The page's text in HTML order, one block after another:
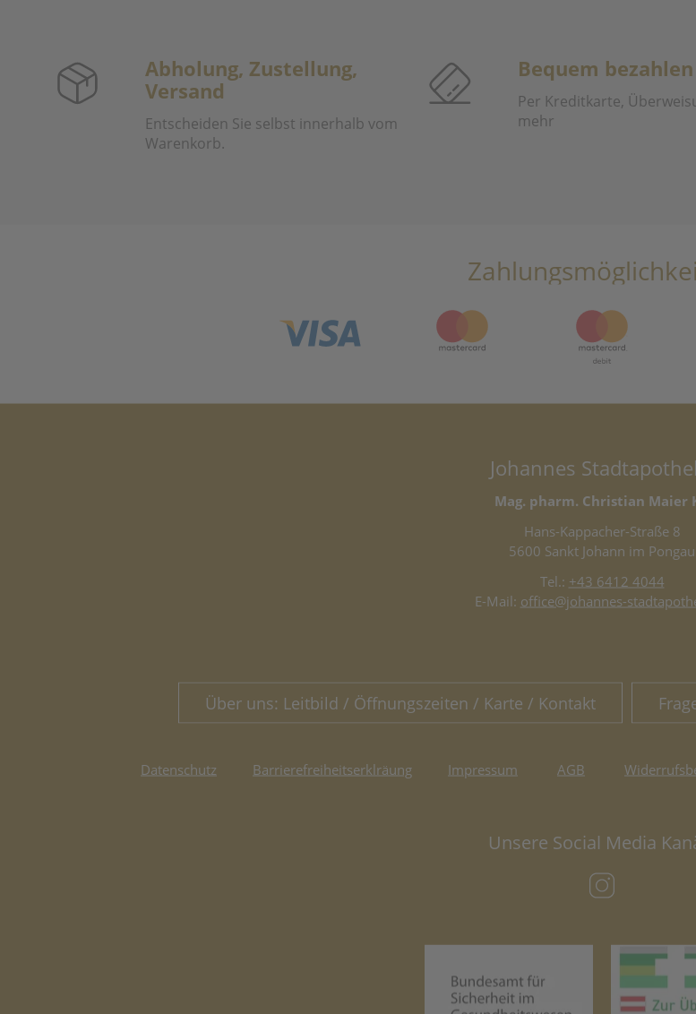
Abholung, Zustellung,
Versand
Entscheiden Sie selbst innerhalb vom
Warenkorb.
Bequem bezahlen
Per Kreditkarte,
mehr
Johannes
Mag. pharm. Christian Maier
Hans-Kappacher-Straße 8
5600 Sankt Johann im Pongau
Tel.: +43 6412 4044
E-Mail: office@johannes-
Über uns: Leitbild / Öffnungszeiten / Karte / Kontakt
Datenschutz Barrierefreiheitserklräung Impressum AGB
Unsere Social Media
(öffnet in